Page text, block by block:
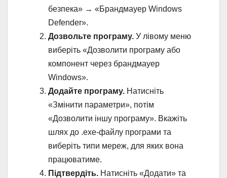
безпека» → «Брандмауер Windows
Defender».
Дозвольте програму. У лівому меню
виберіть «Дозволити програму або
компонент через брандмауер
Windows».
Додайте програму. Натисніть
«Змінити параметри», потім
«Дозволити іншу програму». Вкажіть
шлях до .exe-файлу програми та
виберіть типи мереж, для яких вона
працюватиме.
Підтвердіть. Натисніть «Додати» та